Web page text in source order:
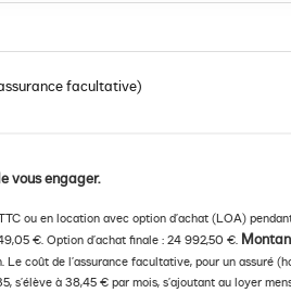
facultative)
vous engager.
ou en location avec option d’achat (LOA)
€. Option d’achat finale : 24 992,50 €.
Le coût de l’assurance facultative, pour un
à 38,45 € par mois, s’ajoutant au loyer